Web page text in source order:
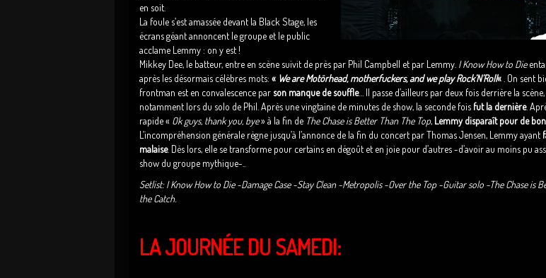
en soit.
La foule s’est amassée devant la Black Stage, les
écrans géant annoncent le groupe et le public
acclame Lemmy : on y est !
Mikkey Dee, le batteur, entre en scène suivit de près par Phil Campbell et par Lemmy. I Know How to Die
après les désormais célèbres mots: « We are Motörhead, motherfuckers, and we play Rock’N’Roll« . On sent
frontman est en convalescence par son manque de souffle… Il passe d’ailleurs par deux fois derrière la scène,
notamment lors du solo de Phil. Après une vingtaine de minutes de show, la seconde fois fut la dernière.
rapide « Ok guys, thank you, bye» à la fin de The Chase is Better Than The Top, Lemmy disparaît pour de bon
L’incompréhension générale règne jusqu’à l’annonce de la fin du concert par Thomas Jensen, Lemmy ayant
malaise. Dès lors, elle se transforme pour certains en dégoût et en joie pour d’autres -d’avoir au moins pu
show du groupe mythique-..
Setlist: I Know How to Die -Damage Case -Stay Clean -Metropolis -Over the Top -Guitar solo -The Chase is
the Catch.
LA JOURNÉE DU SAMEDI: